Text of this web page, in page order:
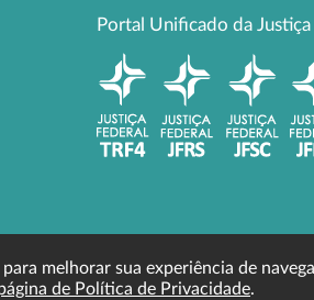
Portal Unificado da Justiça
para melhorar sua experiência de
de Política de Privacidade.